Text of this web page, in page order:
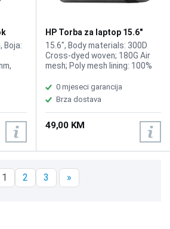
Boja:
HP Torba za laptop 15.6"
1E7D7AA Prelude
15.6", Body materials: 300D
Cross-dyed woven; 180G Air
mesh; Poly mesh lining: 100%
Minimum dimensions (W x D x
H) 6 x 28.5 x 40 cm
0 mjeseci garancija
Brza dostava
49,00 KM
1 2 3 »